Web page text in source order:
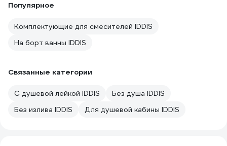
Популярное
Комплектующие для смесителей IDDIS
На борт ванны IDDIS
Связанные категории
С душевой лейкой IDDIS
Без душа IDDIS
Без излива IDDIS
Для душевой кабины IDDIS